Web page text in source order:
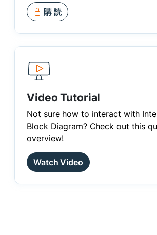
購 読
Video Tutorial
Not sure how to interact with
Block Diagram? Check out this
overview!
Watch Video